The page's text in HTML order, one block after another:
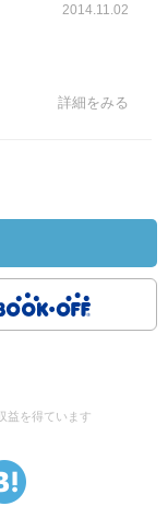
2014.11.02
詳細をみる
益を得ています